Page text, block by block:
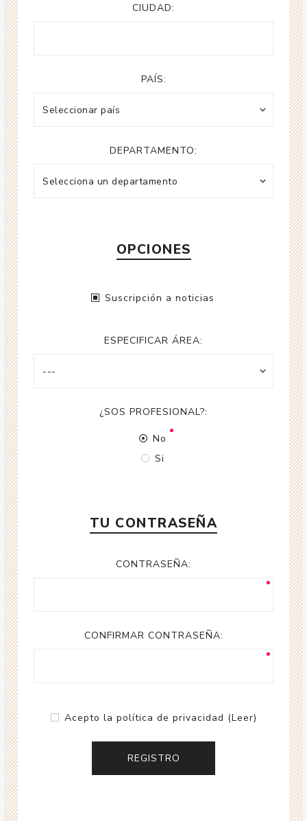
CIUDAD:
PAÍS:
DEPARTAMENTO:
OPCIONES
Suscripción a noticias
ESPECIFICAR ÁREA:
¿SOS PROFESIONAL?:
No
Si
TU CONTRASEÑA
CONTRASEÑA:
CONFIRMAR CONTRASEÑA:
Acepto la política de privacidad (Leer)